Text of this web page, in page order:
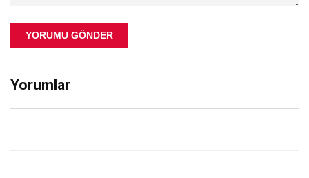
YORUMU GÖNDER
Yorumlar